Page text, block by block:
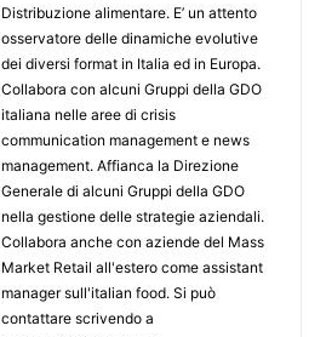
Distribuzione alimentare. E’ un attento
osservatore delle dinamiche evolutive
dei diversi format in Italia ed in Europa.
Collabora con alcuni Gruppi della GDO
italiana nelle aree di crisis
communication management e news
management. Affianca la Direzione
Generale di alcuni Gruppi della GDO
nella gestione delle strategie aziendali.
Collabora anche con aziende del Mass
Market Retail all'estero come assistant
manager sull'italian food. Si può
contattare scrivendo a